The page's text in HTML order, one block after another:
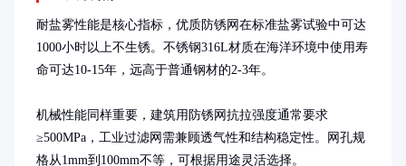
耐盐雾性能是核心指标，优质防锈网在标准盐雾试验中可达
1000小时以上不生锈。不锈钢316L材质在海洋环境中使用寿
命可达10-15年，远高于普通钢材的2-3年。
机械性能同样重要，建筑用防锈网抗拉强度通常要求
≥500MPa，工业过滤网需兼顾透气性和结构稳定性。网孔规
格从1mm到100mm不等，可根据用途灵活选择。